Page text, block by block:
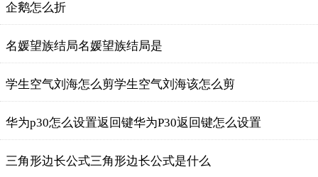
企鹅怎么折
名媛望族结局名媛望族结局是
学生空气刘海怎么剪学生空气刘海该怎么剪
华为p30怎么设置返回键华为P30返回键怎么设置
三角形边长公式三角形边长公式是什么